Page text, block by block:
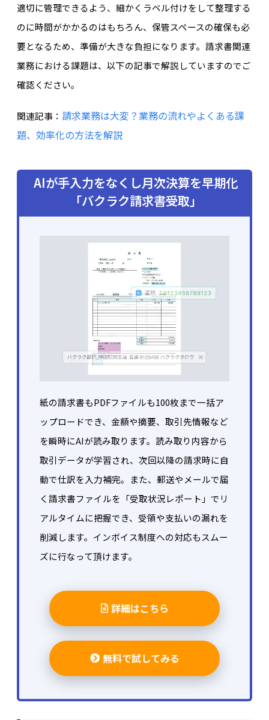
適切に管理できるよう、細かくラベル付けをして整理する
のに時間がかかるのはもちろん、保管スペースの確保も必
要となるため、準備が大きな負担になります。請求書関連
業務における課題は、以下の記事で解説していますのでご
確認ください。
関連記事： 請求業務は大変？業務の流れやよくある課
題、効率化の方法を解説
AIが手入力をなくし月次決算を早期化
「バクラク請求書受取」
紙の請求書もPDFファイルも100枚まで一括ア
ップロードでき、金額や摘要、取引先情報など
を瞬時にAIが読み取ります。読み取り内容から
取引データが学習され、次回以降の請求時に自
動で仕訳を入力補完。また、郵送やメールで届
く請求書ファイルを「受取状況レポート」でリ
アルタイムに把握でき、受領や支払いの漏れを
削減します。インボイス制度への対応もスムー
ズに行なって頂けます。
詳細はこちら
無料で試してみる